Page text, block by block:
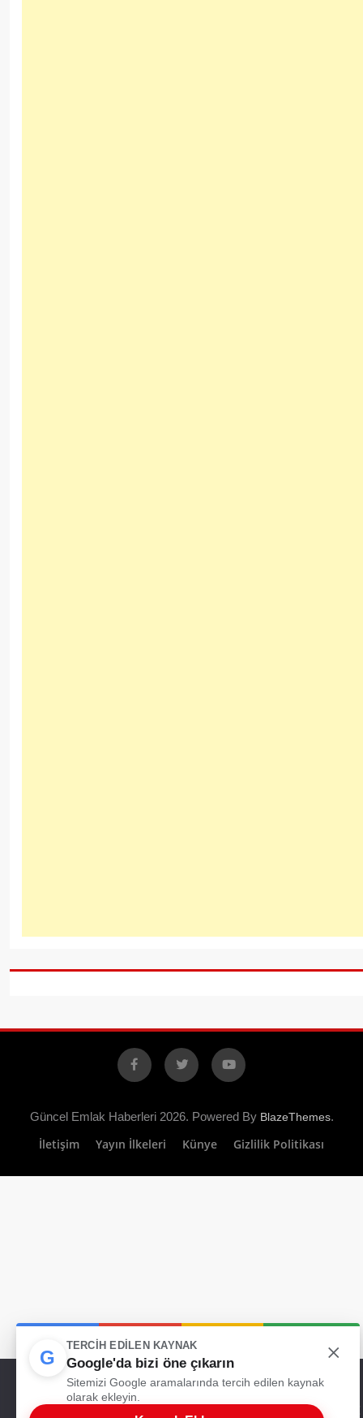
Facebook
X YouTube
Güncel Emlak Haberleri 2026. Powered By BlazeThemes.
İletişim Yayın İlkeleri Künye Gizlilik Politikası
Web sitemizde size en iyi deneyimi sunabilmemiz için çerezleri
kullanıyoruz. Bu siteyi kullanmaya devam ederseniz, bunu kabul
G
TERCIH EDILEN KAYNAK
Google'da bizi öne çıkarın
Sitemizi Google aramalarında tercih edilen kaynak
olarak ekleyin.
×